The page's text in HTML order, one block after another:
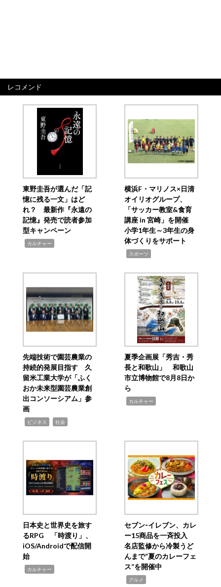
レコメンド
東野圭吾が選んだ「記
憶に残る一文」はど
れ？ 最新作『永遠の
記憶』発売で読者参加
型キャンペーン
カルチャー
横浜F・マリノス×日清
オイリオグループ、
「サッカー教室&食育
講座 in 宮崎」を開催
小学1年生～3年生の身
体づくりをサポート
スポーツ
先端技術で園芸農業の
持続的発展目指す 久
留米工業大学が「ふく
おか未来型園芸農業創
出コンソーシアム」参
画
ビジネス 社会
夏季企画展「秀吉・秀
長と和歌山」 和歌山
市立博物館で8月8日か
ら
カルチャー
日本史と世界史を旅す
るRPG 「時渡り」、
iOS/Androidで配信開
始
カルチャー
セブン‐イレブン、カレ
ー15商品を一斉投入
名店監修から冷製うど
んまで“夏のカレーフェ
ス”を開催中
グルメ